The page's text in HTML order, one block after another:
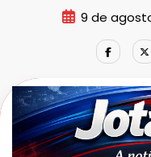
9 de